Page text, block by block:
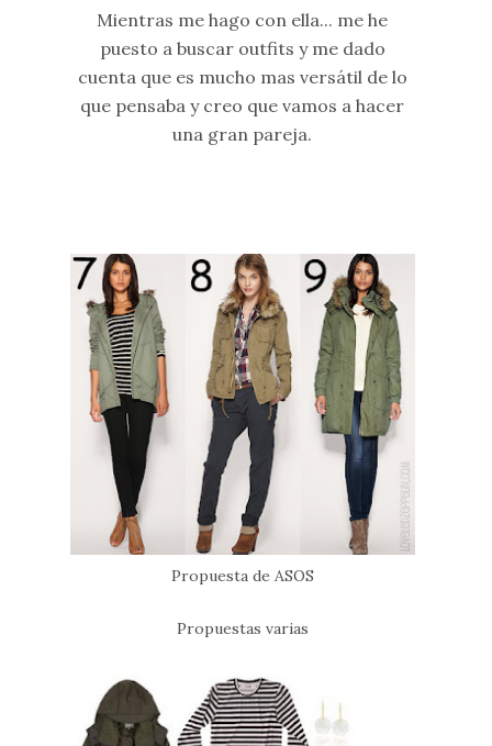
Mientras me hago con ella... me he
puesto a buscar outfits y me dado
cuenta que es mucho mas versátil de lo
que pensaba y creo que vamos a hacer
una gran pareja.
Propuesta de ASOS
Propuestas varias